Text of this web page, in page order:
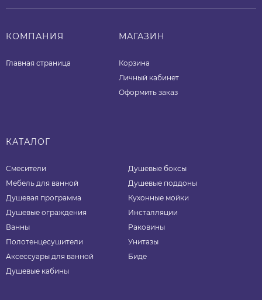
КОМПАНИЯ
Главная страница
МАГАЗИН
Корзина
Личный кабинет
Оформить заказ
КАТАЛОГ
Смесители
Мебель для ванной
Душевая программа
Душевые ограждения
Ванны
Полотенцесушители
Аксессуары для ванной
Душевые кабины
Душевые боксы
Душевые поддоны
Кухонные мойки
Инсталляции
Раковины
Унитазы
Биде